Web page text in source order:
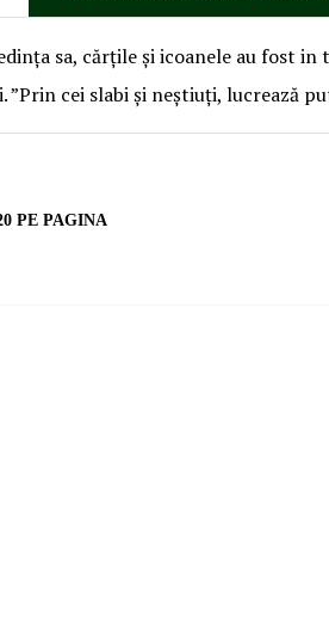
sa, cărțile și icoanele au fost
cei slabi și neștiuți, lucrează